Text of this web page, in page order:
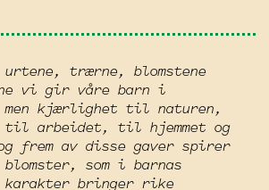
trærne, blomstene
vi gir våre barn i
men kjærlighet til naturen,
til arbeidet, til hjemmet og
frem av disse gaver spirer
blomster, som i barnas
karakter bringer rike